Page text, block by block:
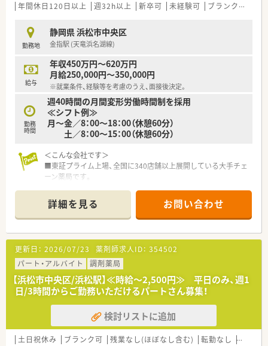
年間休日120日以上 週32h以上 新卒可 未経験可 ブランク可
勤務地
静岡県 浜松市中央区
金指駅 (天竜浜名湖線)
給与
年収450万円～620万円
月給250,000円～350,000円
※就業条件、経験等を考慮のうえ、面接後決定。
勤務
時間
週40時間の月間変形労働時間制を採用
≪シフト例≫
月～金／8：00～18：00（休憩60分）
土／8：00～15：00（休憩60分）
＜こんな会社です＞
■東証プライム上場、全国に340店舗以上展開している大手チェ
ーン薬局です。
様々な形態の薬局を全国に展開しております。
■年間休日120日以上!福利厚生も充実しているので、安心して
働けます。
■ほぼ全店で「座り投薬」のためでしっかりと患者様に向き合っ
て服薬指導ができます
■「地域密着」がキーワード。地域に毎に合わせた店舗デザイン、
25年前より取り組んでいる在宅（実施率90%）、健康イベントな
どを行っています
■「育休・育短の取得が100%（一般平均83.6％）」の取得実績か
つ、「復帰率96%（一般平均40％）」
■段階的にスキルアップが図れる、充実の研修プログラム。
■症例検討会・服薬指導ロールプレイング・メーカー説明会・医療
機関との合同勉強会など、各種勉強会も多数あります！
詳細を見る お問い合わせ
更新日： 2026/07/23 薬剤師求人ID： 354502
パート・アルバイト
調剤薬局
【浜松市中央区/浜松駅】≪時給～2,500円≫ 平日のみ、週1
日/3時間からご勤務いただけるパートさん募集！
検討リストに追加
土日祝休み ブランク可 残業なし(ほぼなし含む) 転勤なし 車通勤